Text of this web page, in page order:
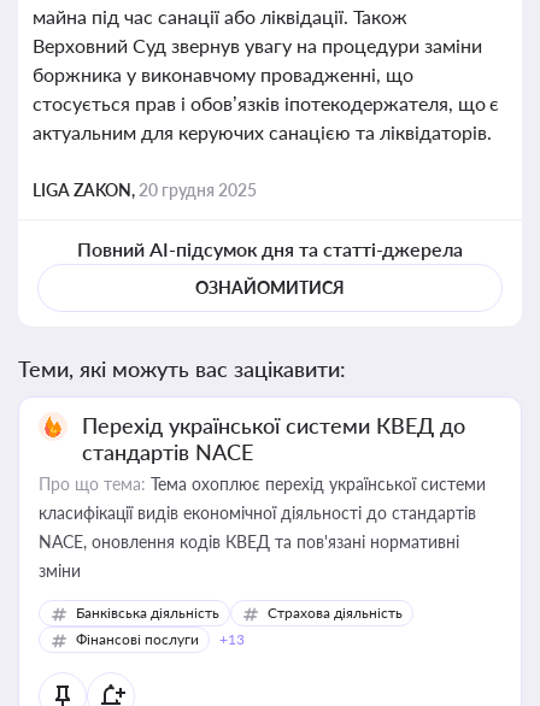
майна під час санації або ліквідації. Також
Верховний Суд звернув увагу на процедури заміни
боржника у виконавчому провадженні, що
стосується прав і обов’язків іпотекодержателя, що є
актуальним для керуючих санацією та ліквідаторів.
LIGA ZAKON, 20 грудня 2025
Повний AI-підсумок дня та статті-джерела
ОЗНАЙОМИТИСЯ
Теми, які можуть вас зацікавити:
Перехід української системи КВЕД до
стандартів NACE
Про що тема: Тема охоплює перехід української системи
класифікації видів економічної діяльності до стандартів
NACE, оновлення кодів КВЕД та пов'язані нормативні
зміни
Банківська діяльність
Страхова діяльність
Фінансові послуги
+13